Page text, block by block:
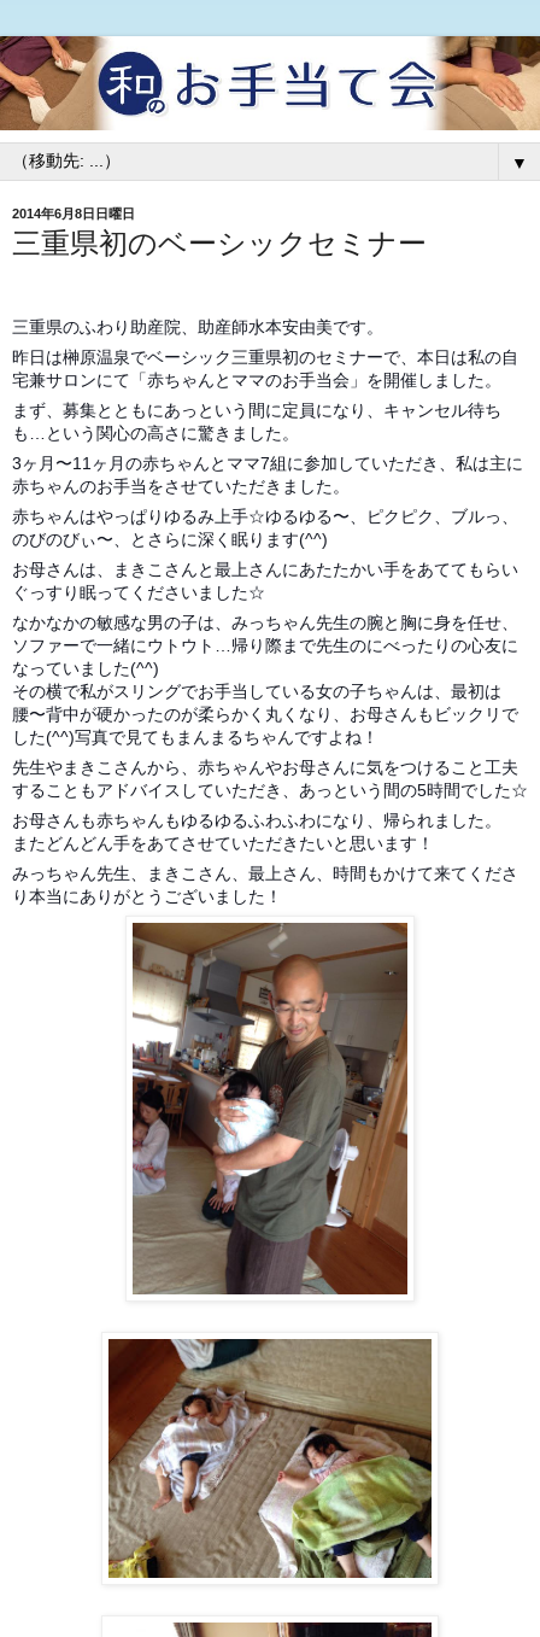
▼
2014年6月8日日曜日
三重県初のベーシックセミナー
三重県のふわり助産院、助産師水本安由美です。
昨日は榊原温泉でベーシック三重県初のセミナーで、本日は私の自
宅兼サロンにて「赤ちゃんとママのお手当会」を開催しました。
まず、募集とともにあっという間に定員になり、キャンセル待ち
も…という関心の高さに驚きました。
3ヶ月〜11ヶ月の赤ちゃんとママ7組に参加していただき、私は主に
赤ちゃんのお手当をさせていただきました。
赤ちゃんはやっぱりゆるみ上手☆ゆるゆる〜、ピクピク、ブルっ、
のびのびぃ〜、とさらに深く眠ります(^^)
お母さんは、まきこさんと最上さんにあたたかい手をあててもらい
ぐっすり眠ってくださいました☆
なかなかの敏感な男の子は、みっちゃん先生の腕と胸に身を任せ、
ソファーで一緒にウトウト…帰り際まで先生のにべったりの心友に
なっていました(^^)
その横で私がスリングでお手当している女の子ちゃんは、最初は
腰〜背中が硬かったのが柔らかく丸くなり、お母さんもビックリで
した(^^)写真で見てもまんまるちゃんですよね！
先生やまきこさんから、赤ちゃんやお母さんに気をつけること工夫
することもアドバイスしていただき、あっという間の5時間でした☆
お母さんも赤ちゃんもゆるゆるふわふわになり、帰られました。
またどんどん手をあてさせていただきたいと思います！
みっちゃん先生、まきこさん、最上さん、時間もかけて来てくださ
り本当にありがとうございました！